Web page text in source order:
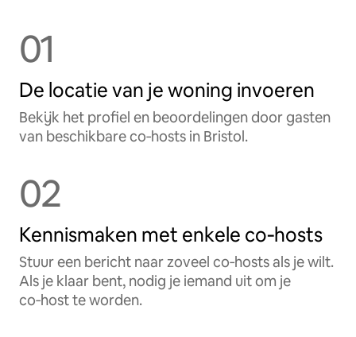
01
De locatie van je woning invoeren
Bekijk het profiel en beoordelingen door gasten
van beschikbare co‑hosts in Bristol.
02
Kennismaken met enkele co‑hosts
Stuur een bericht naar zoveel co‑hosts als je wilt.
Als je klaar bent, nodig je iemand uit om je
co‑host te worden.